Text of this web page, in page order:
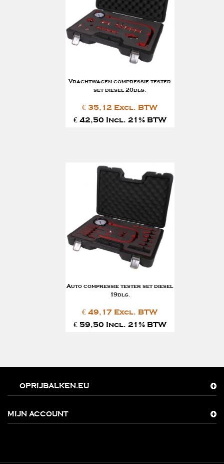
Vrachtwagen compressie tester
set diesel 20dlg.
€ 35,12 Excl. BTW
€ 42,50 Incl. 21% BTW
Auto compressie tester set diesel
19dlg.
€ 49,17 Excl. BTW
€ 59,50 Incl. 21% BTW
OPRIJBALKEN.EU
MIJN ACCOUNT